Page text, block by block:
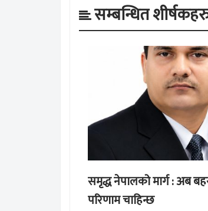
सम्बन्धित
समृद्ध नेपालको मार्ग : अब
परिणाम चाहिन्छ